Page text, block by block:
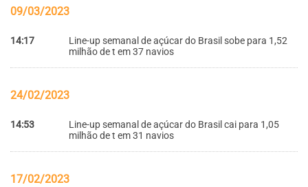
09/03/2023
14:17
Line-up semanal de açúcar do Brasil sobe para 1,52
milhão de t em 37 navios
24/02/2023
14:53
Line-up semanal de açúcar do Brasil cai para 1,05
milhão de t em 31 navios
17/02/2023